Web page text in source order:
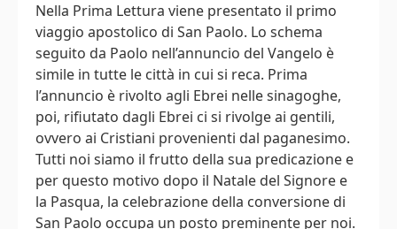
Nella Prima Lettura viene presentato il primo
viaggio apostolico di San Paolo. Lo schema
seguito da Paolo nell’annuncio del Vangelo è
simile in tutte le città in cui si reca. Prima
l’annuncio è rivolto agli Ebrei nelle sinagoghe,
poi, rifiutato dagli Ebrei ci si rivolge ai gentili,
ovvero ai Cristiani provenienti dal paganesimo.
Tutti noi siamo il frutto della sua predicazione e
per questo motivo dopo il Natale del Signore e
la Pasqua, la celebrazione della conversione di
San Paolo occupa un posto preminente per noi.